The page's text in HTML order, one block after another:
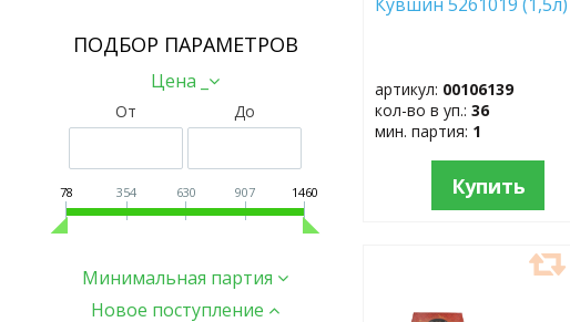
ПОДБОР ПАРАМЕТРОВ
Цена _
От До
78 354 630 907 1460
Минимальная партия
Новое поступление
артикул: 00106139
кол-во в уп.:36
мин. партия: 1
Купить
ИЗБРАННОЕ